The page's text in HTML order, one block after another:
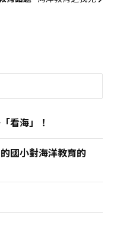
看海」！
國小對海洋教育的